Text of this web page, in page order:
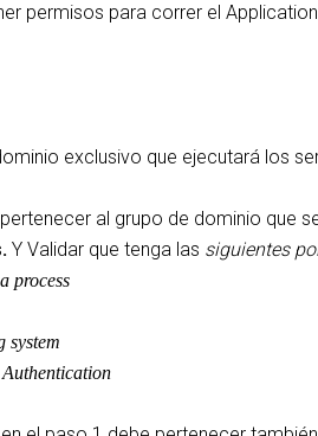
permisos para correr el
exclusivo que ejecutará los
al grupo de dominio que
Y Validar que tenga las siguientes
process
system